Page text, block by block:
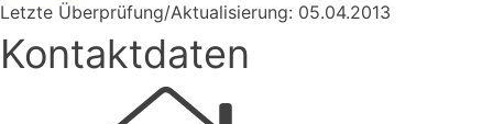
Letzte Überprüfung/Aktualisierung: 05.04.2013
Kontaktdaten